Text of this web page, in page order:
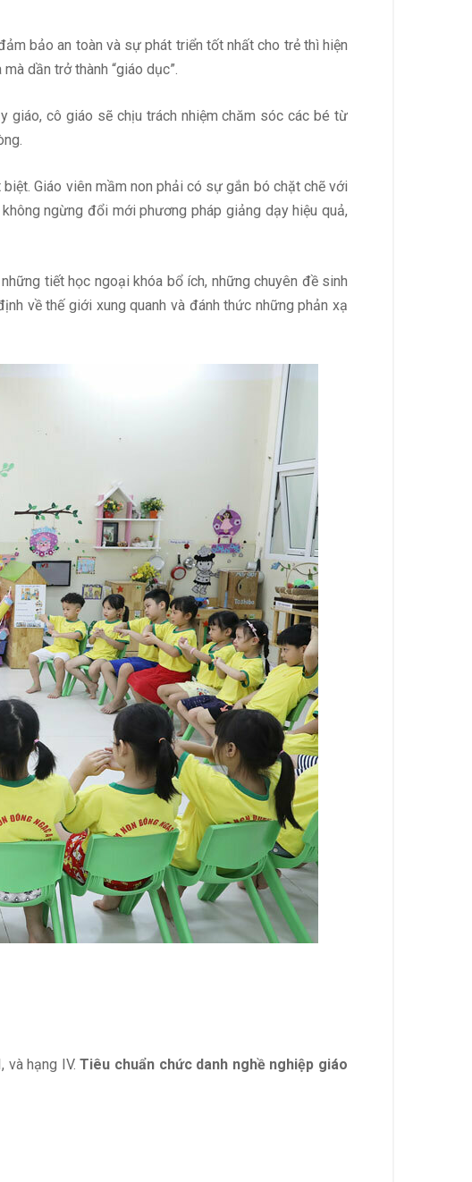
bảo an toàn và sự phát triển tốt nhất cho trẻ thì hiện
dần trở thành “giáo dục”.
giáo, cô giáo sẽ chịu trách nhiệm chăm sóc các bé từ
Giáo viên mầm non phải có sự gắn bó chặt chẽ với
ngừng đổi mới phương pháp giảng dạy hiệu quả,
tiết học ngoại khóa bổ ích, những chuyên đề sinh
về thế giới xung quanh và đánh thức những phản xạ
và hạng IV.Tiêu chuẩn chức danh nghề nghiệp giáo